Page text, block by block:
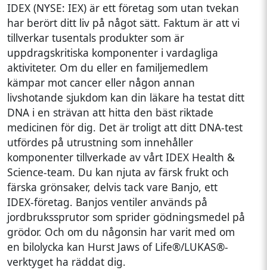
IDEX (NYSE: IEX) är ett företag som utan tvekan
har berört ditt liv på något sätt. Faktum är att vi
tillverkar tusentals produkter som är
uppdragskritiska komponenter i vardagliga
aktiviteter. Om du eller en familjemedlem
kämpar mot cancer eller någon annan
livshotande sjukdom kan din läkare ha testat ditt
DNA i en strävan att hitta den bäst riktade
medicinen för dig. Det är troligt att ditt DNA-test
utfördes på utrustning som innehåller
komponenter tillverkade av vårt IDEX Health &
Science-team. Du kan njuta av färsk frukt och
färska grönsaker, delvis tack vare Banjo, ett
IDEX-företag. Banjos ventiler används på
jordbrukssprutor som sprider gödningsmedel på
grödor. Och om du någonsin har varit med om
en bilolycka kan Hurst Jaws of Life®/LUKAS®-
verktyget ha räddat dig.